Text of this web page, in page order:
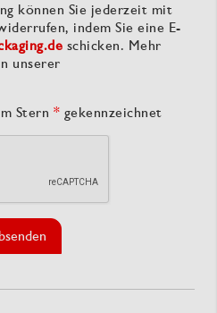
können Sie jederzeit mit
indem Sie eine E-
unserer
Stern * gekennzeichnet